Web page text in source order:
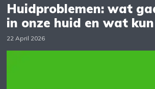
Huidproblemen: wat
in onze huid en wat
22 April 2026